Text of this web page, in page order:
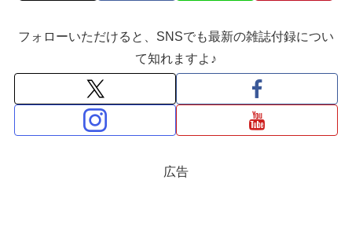
フォローいただけると、SNSでも最新の雑誌付録につい
て知れますよ♪
広告